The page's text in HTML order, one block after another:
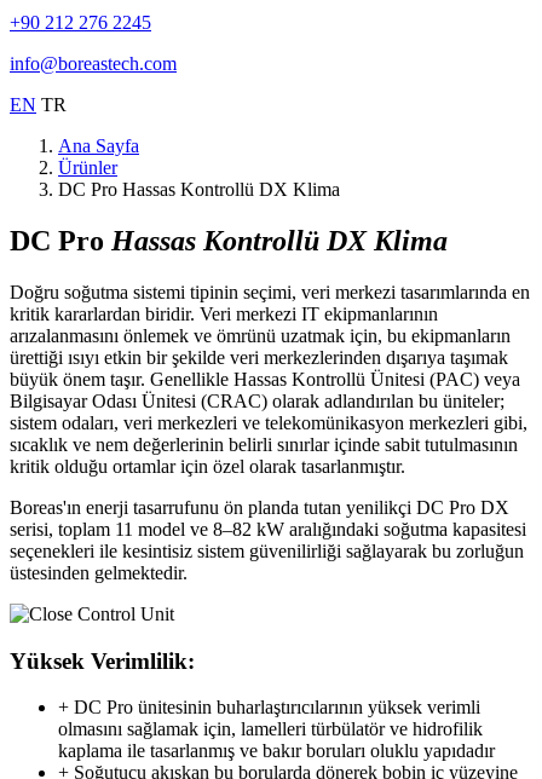
+90 212 276 2245
info@boreastech.com
EN TR
Ana Sayfa
Ürünler
DC Pro Hassas Kontrollü DX Klima
DC Pro Hassas Kontrollü DX Klima
Doğru soğutma sistemi tipinin seçimi, veri merkezi tasarımlarında en
kritik kararlardan biridir. Veri merkezi IT ekipmanlarının
arızalanmasını önlemek ve ömrünü uzatmak için, bu ekipmanların
ürettiği ısıyı etkin bir şekilde veri merkezlerinden dışarıya taşımak
büyük önem taşır. Genellikle Hassas Kontrollü Ünitesi (PAC) veya
Bilgisayar Odası Ünitesi (CRAC) olarak adlandırılan bu üniteler;
sistem odaları, veri merkezleri ve telekomünikasyon merkezleri gibi,
sıcaklık ve nem değerlerinin belirli sınırlar içinde sabit tutulmasının
kritik olduğu ortamlar için özel olarak tasarlanmıştır.
Boreas'ın enerji tasarrufunu ön planda tutan yenilikçi DC Pro DX
serisi, toplam 11 model ve 8–82 kW aralığındaki soğutma kapasitesi
seçenekleri ile kesintisiz sistem güvenilirliği sağlayarak bu zorluğun
üstesinden gelmektedir.
Yüksek Verimlilik:
+ DC Pro ünitesinin buharlaştırıcılarının yüksek verimli
olmasını sağlamak için, lamelleri türbülatör ve hidrofilik
kaplama ile tasarlanmış ve bakır boruları oluklu yapıdadır
+ Soğutucu akışkan bu borularda dönerek bobin iç yüzeyine